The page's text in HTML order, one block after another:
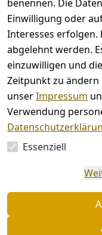
benennen. Die
Einwilligung oder
Interesses
abgelehnt werden.
einzuwilligen und
Zeitpunkt zu ändern
unserImpressum
Verwendung
Essenziell
AGB
Impressum
Datenschutze
rklärung
Barrierefreihe
itserklärung
Widerrufsrec
ht
widerrufen